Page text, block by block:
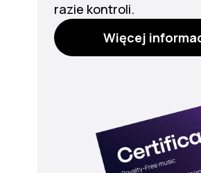
razie kontroli.
Więcej